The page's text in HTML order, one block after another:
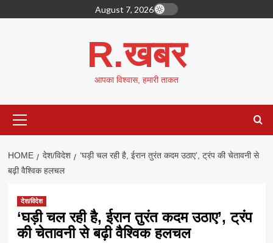
to
August 7, 2026
R.खबर
आपका विश्वास, हमारी ताकत
Menu
HOME देश/विदेश
‘घड़ी चल रही है, ईरान तुरंत कदम उठाए’, ट्रंप की चेतावनी से
बढ़ी वैश्विक हलचल
देश/विदेश
‘घड़ी चल रही है, ईरान तुरंत कदम उठाए’, ट्रंप
की चेतावनी से बढ़ी वैश्विक हलचल